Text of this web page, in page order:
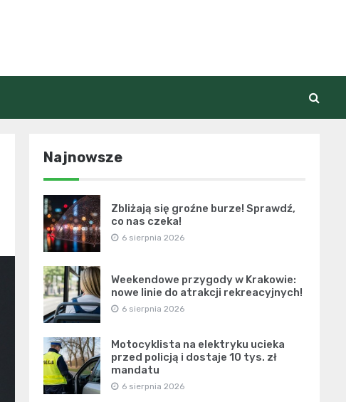
Najnowsze
Zbliżają się groźne burze! Sprawdź,
co nas czeka!
6 sierpnia 2026
Weekendowe przygody w Krakowie:
nowe linie do atrakcji rekreacyjnych!
6 sierpnia 2026
Motocyklista na elektryku ucieka
przed policją i dostaje 10 tys. zł
mandatu
6 sierpnia 2026